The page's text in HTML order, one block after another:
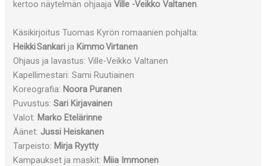
kertoo näytelmän ohjaajaVille -Veikko Valtanen.
Käsikirjoitus Tuomas Kyrön romaanien pohjalta:
Heikki Sankari ja Kimmo Virtanen
Ohjaus ja lavastus: Ville-Veikko Valtanen
Kapellimestari: Sami Ruutiainen
Koreografia: Noora Puranen
Puvustus:Sari Kirjavainen
Valot: Marko Etelärinne
Äänet: Jussi Heiskanen
Tarpeisto: Mirja Ryytty
Kampaukset ja maskit: Miia Immonen